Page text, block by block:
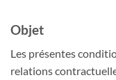
Objet
Les présentes
relations